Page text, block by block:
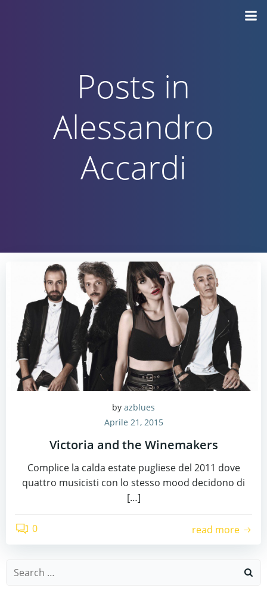
Posts in
Alessandro
Accardi
by azblues
Aprile 21, 2015
Victoria and the Winemakers
Complice la calda estate pugliese del 2011 dove
quattro musicisti con lo stesso mood decidono di
[…]
0 read more
Search